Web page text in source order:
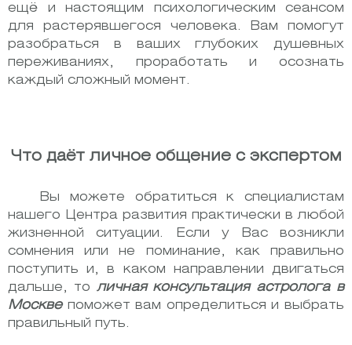
ещё и настоящим психологическим сеансом
для растерявшегося человека. Вам помогут
разобраться в ваших глубоких душевных
переживаниях, проработать и осознать
каждый сложный момент.
Что даёт личное общение с экспертом
Вы можете обратиться к специалистам
нашего Центра развития практически в любой
жизненной ситуации. Если у Вас возникли
сомнения или не поминание, как правильно
поступить и, в каком направлении двигаться
дальше, то личная консультация астролога в
Москвепоможет вам определиться и выбрать
правильный путь.